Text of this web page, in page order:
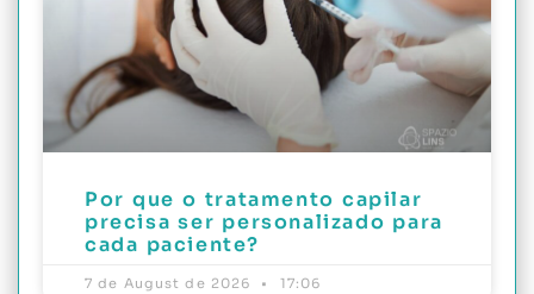
Por que o tratamento capilar
precisa ser personalizado para
cada paciente?
7 de August de 2026 17:06